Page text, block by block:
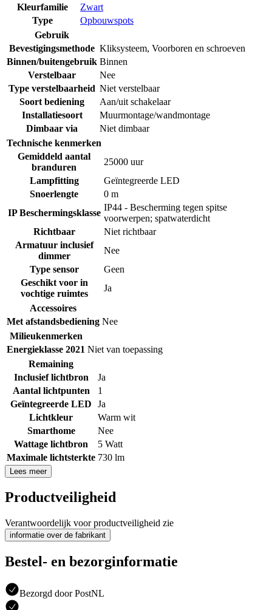
Kleurfamilie
Zwart
Type
Opbouwspots
Gebruik
Bevestigingsmethode Kliksysteem, Voorboren en schroeven
Binnen/buitengebruik Binnen
Verstelbaar
Nee
Type verstelbaarheid Niet verstelbaar
Soort bediening
Aan/uit schakelaar
Installatiesoort
Muurmontage/wandmontage
Dimbaar via
Niet dimbaar
Technische kenmerken
Gemiddeld aantal
branduren
25000 uur
Lampfitting
Geïntegreerde LED
Snoerlengte
0 m
IP Beschermingsklasse
IP44 - Bescherming tegen spitse
voorwerpen; spatwaterdicht
Richtbaar
Niet richtbaar
Armatuur inclusief
dimmer
Nee
Type sensor
Geen
Geschikt voor in
vochtige ruimtes
Ja
Accessoires
Met afstandsbediening Nee
Milieukenmerken
Energieklasse 2021 Niet van toepassing
Remaining
Inclusief lichtbron
Ja
Aantal lichtpunten
1
Geïntegreerde LED
Ja
Lichtkleur
Warm wit
Smarthome
Nee
Wattage lichtbron
5 Watt
Maximale lichtsterkte 730 lm
Lees meer
Productveiligheid
Verantwoordelijk voor productveiligheid zie
informatie over de fabrikant
Bestel- en bezorginformatie
Bezorgd door PostNL